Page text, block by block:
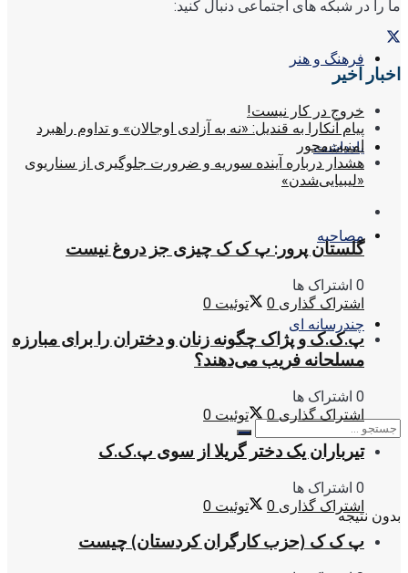
فرهنگ و هنر
یادداشت
مصاحبه
چندرسانه ای
بدون نتیجه
ما را در شبکه های اجتماعی دنبال کنید:
اخبار اخیر
خروج در کار نیست!
پیام آنکارا به قندیل: «نه به آزادی اوجالان» و تداوم راهبرد
امنیت‌محور
هشدار درباره آینده سوریه و ضرورت جلوگیری از سناریوی
«لیبیایی‌شدن»
گلستان پرور: پ ک ک چیزی جز دروغ نیست
0 اشتراک ها
اشتراک گذاری 0 توئیت 0
پ.ک.ک و پژاک چگونه زنان و دختران را برای مبارزه
مسلحانه فریب می‌دهند؟
0 اشتراک ها
اشتراک گذاری 0 توئیت 0
تیرباران یک دختر گریلا از سوی پ.ک.ک
0 اشتراک ها
اشتراک گذاری 0 توئیت 0
پ ک ک (حزب کارگران کردستان) چیست